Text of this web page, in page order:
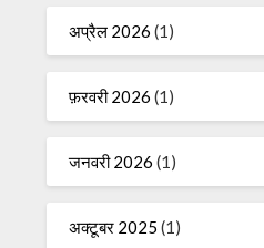
अप्रैल 2026 (1)
फ़रवरी 2026 (1)
जनवरी 2026 (1)
अक्टूबर 2025 (1)